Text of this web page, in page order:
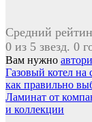
Средний
0 из 5 звезд. 0
Вам нужно
Навигация
по
записям
Газовый котел
как правильно
Ламинат от
и коллекции